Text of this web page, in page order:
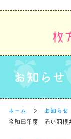
枚
お知らせ
ホーム お知らせ
令和６年度 赤い羽根